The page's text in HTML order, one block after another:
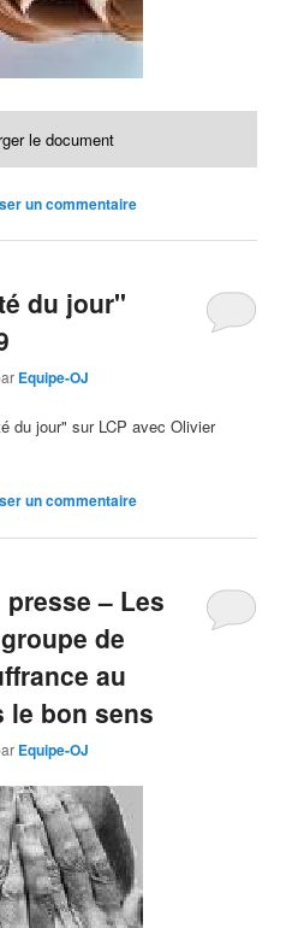
le document
un commentaire
du jour"
Equipe-OJ
du jour" sur LCP avec Olivier
un commentaire
– Les
de
au
le bon sens
Equipe-OJ